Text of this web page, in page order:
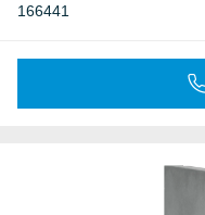
166441